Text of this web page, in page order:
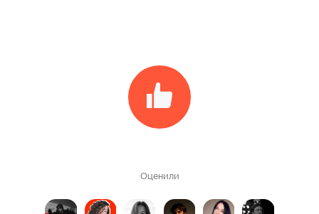
Оценили